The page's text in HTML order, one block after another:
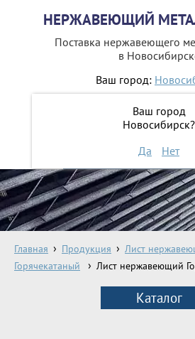
НЕРЖАВЕЮЩИЙ
Поставка нержавеющего
в
Ваш город:
Ваш город
Новосибирск?
Да
Нет
8 800 551-16-
ЗАКАЗАТЬ ОБРАТНЫЙ
Главная Продукция
Лист
Горячекатаный
Лист нержавеющий
Каталог